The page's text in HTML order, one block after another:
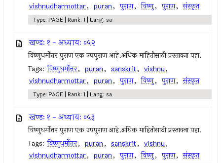
vishnudharmottar, puran, पुराण, विष्णु, पुराण, संस्कृत
Type: PAGE | Rank: 1 | Lang: sa
खण्डः १ - अध्यायः ०५२
विष्णुधर्मोत्तर पुराण एक उपपुराण आहे.अधिक माहितीसाठी प्रस्तावना पहा.
Tags: विष्णुधर्मोत्तर, puran, sanskrit, vishnu,
vishnudharmottar, puran, पुराण, विष्णु, पुराण, संस्कृत
Type: PAGE | Rank: 1 | Lang: sa
खण्डः १ - अध्यायः ०५३
विष्णुधर्मोत्तर पुराण एक उपपुराण आहे.अधिक माहितीसाठी प्रस्तावना पहा.
Tags: विष्णुधर्मोत्तर, puran, sanskrit, vishnu,
vishnudharmottar, puran, पुराण, विष्णु, पुराण, संस्कृत